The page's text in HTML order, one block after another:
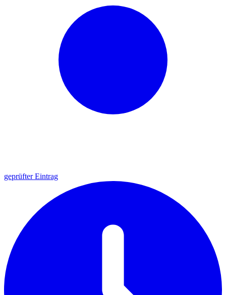
geprüfter Eintrag